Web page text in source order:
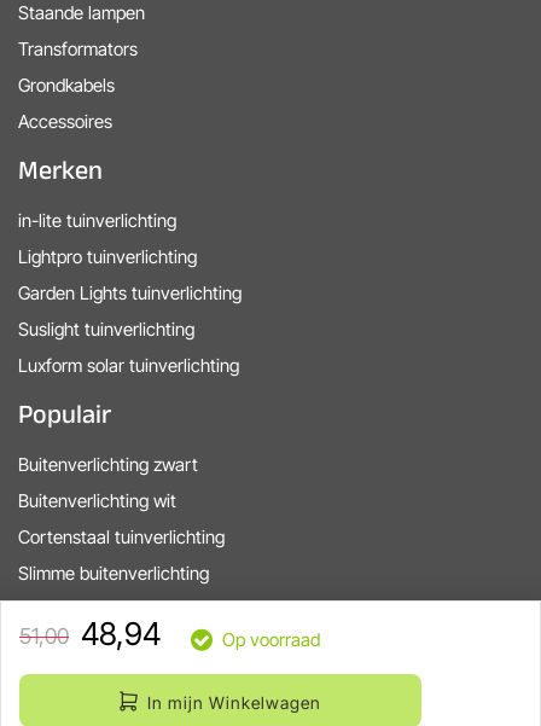
51,00 48,94 Op voorraad
In mijn Winkelwagen
Staande lampen
Transformators
Grondkabels
Accessoires
Merken
in-lite tuinverlichting
Lightpro tuinverlichting
Garden Lights tuinverlichting
Suslight tuinverlichting
Luxform solar tuinverlichting
Populair
Buitenverlichting zwart
Buitenverlichting wit
Cortenstaal tuinverlichting
Slimme buitenverlichting
in-lite startkits
Ecosell, copyright © 2005 - 2026 Tuinverlichtingswinkel.nl